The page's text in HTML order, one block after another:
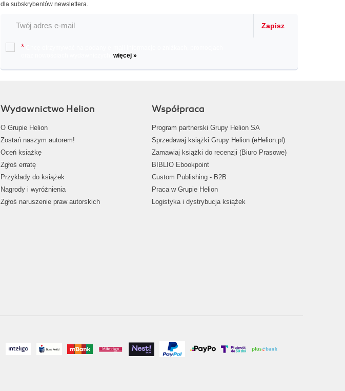
dla subskrybentów newslettera.
Zapisz
*
więcej »
Wydawnictwo Helion
O Grupie Helion
Zostań naszym autorem!
Oceń książkę
Zgłoś erratę
Przykłady do książek
Nagrody i wyróżnienia
Zgłoś naruszenie praw autorskich
Współpraca
Program partnerski Grupy Helion SA
Sprzedawaj książki Grupy Helion (eHelion.pl)
Zamawiaj książki do recenzji (Biuro Prasowe)
BIBLIO Ebookpoint
Custom Publishing - B2B
Praca w Grupie Helion
Logistyka i dystrybucja książek